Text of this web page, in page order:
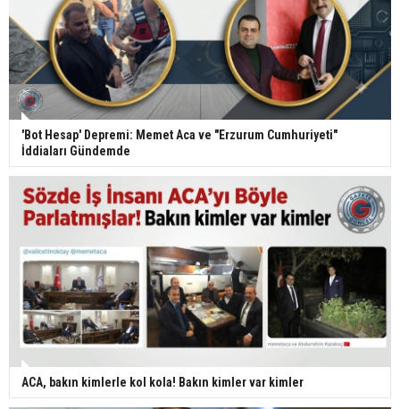
'Bot Hesap' Depremi: Memet Aca ve "Erzurum Cumhuriyeti"
İddiaları Gündemde
ACA, bakın kimlerle kol kola! Bakın kimler var kimler